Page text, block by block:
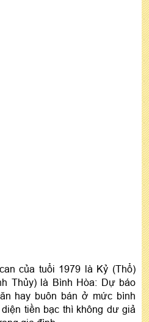
của tuổi 1979 là Kỷ (Thổ)
Thủy) là Bình Hòa: Dự báo
hay buôn bán ở mức bình
tiền bạc thì không dư giả